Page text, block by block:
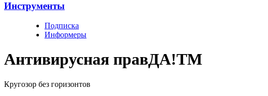
Инструменты
Подписка
Информеры
Антивирусная правДА!TM
Кругозор без горизонтов